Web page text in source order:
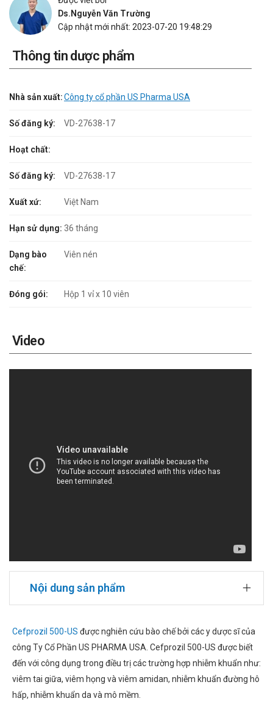
Ds.Nguyễn Văn Trường
Cập nhật mới nhất: 2023-07-20 19:48:29
Thông tin dược phẩm
Nhà sản xuất:Công ty cổ phần US Pharma USA
Số đăng ký: VD-27638-17
Hoạt chất:
Số đăng ký: VD-27638-17
Xuất xứ: Việt Nam
Hạn sử dụng: 36 tháng
Dạng bào
chế:
Viên nén
Đóng gói: Hộp 1 vỉ x 10 viên
Video
Nội dung sản phẩm
Cefprozil 500-US được nghiên cứu bào chế bởi các y dược sĩ của
công Ty Cổ Phần US PHARMA USA. Cefprozil 500-US được biết
đến với công dụng trong điều trị các trường hợp nhiễm khuẩn như:
viêm tai giữa, viêm họng và viêm amidan, nhiễm khuẩn đường hô
hấp, nhiễm khuẩn da và mô mềm.